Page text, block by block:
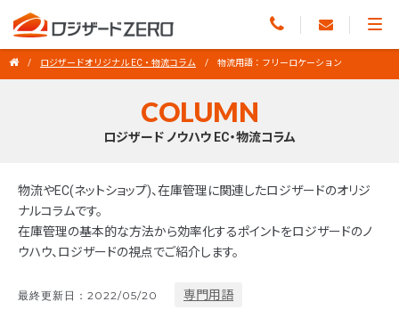
ロジザードオリジナル EC・物流コラム 物流用語：フリーロケーション
COLUMN
ロジザード ノウハウ EC・物流コラム
物流やEC(ネットショップ)、在庫管理に関連したロジザードのオリジ
ナルコラムです。
在庫管理の基本的な方法から効率化するポイントをロジザードのノ
ウハウ、ロジザードの視点でご紹介します。
最終更新日：2022/05/20 専門用語